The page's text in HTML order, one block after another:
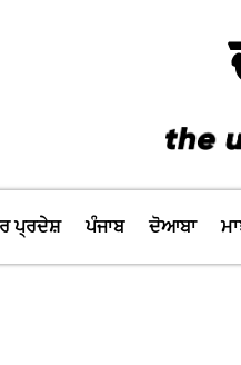
ਪ੍ਰਦੇਸ਼ ਪੰਜਾਬ ਦੋਆਬਾ